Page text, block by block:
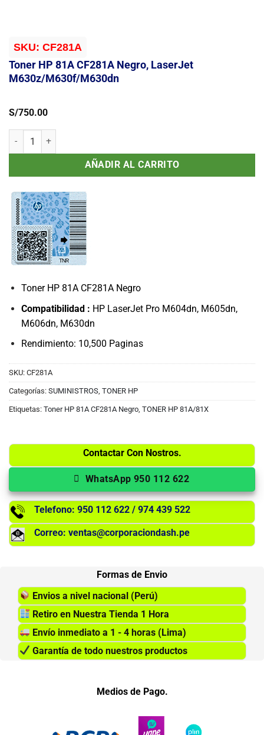
SKU: CF281A
Toner HP 81A CF281A Negro, LaserJet
M630z/M630f/M630dn
S/750.00
Toner HP 81A CF281A Negro, LaserJet M630z/M630f/M630dn
AÑADIR AL CARRITO
Toner HP 81A CF281A Negro
Compatibilidad : HP LaserJet Pro M604dn, M605dn,
M606dn, M630dn
Rendimiento: 10,500 Paginas
SKU: CF281A
Categorías: SUMINISTROS, TONER HP
Etiquetas: Toner HP 81A CF281A Negro, TONER HP 81A/81X
Contactar Con Nostros.
WhatsApp 950 112 622
Telefono: 950 112 622 / 974 439 522
Correo: ventas@corporaciondash.pe
Formas de Envio
Envios a nivel nacional (Perú)
Retiro en Nuestra Tienda 1 Hora
Envío inmediato a 1 - 4 horas (Lima)
Garantía de todo nuestros productos
Medios de Pago.